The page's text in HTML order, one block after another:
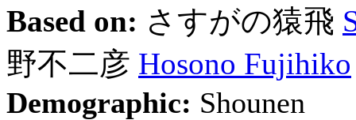
Based on: さすがの猿飛
野不二彦 Hosono Fujihiko
Demographic: Shounen